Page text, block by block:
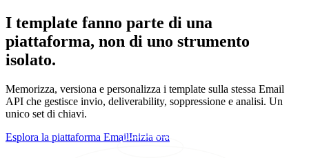
I template fanno parte di una
piattaforma, non di uno strumento
isolato.
Memorizza, versiona e personalizza i template sulla stessa Email
API che gestisce invio, deliverability, soppressione e analisi. Un
unico set di chiavi.
Esplora la piattaforma EmailInizia ora